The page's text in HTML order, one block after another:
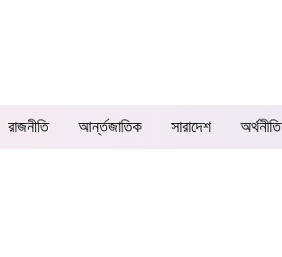
রাজনীতি আর্ন্তজাতিক সারাদেশ অর্থনীতি